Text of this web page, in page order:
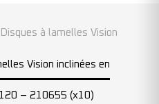
Disques à lamelles Vision
Vision inclinées en
– 210655 (x10)